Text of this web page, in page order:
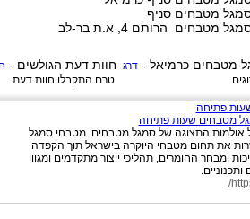
מטבחים סניף
הרותם 4, א.ת בר-לב
חוות דעת הגולשים -
טרם התקבלו חוות דעת
מטבחים כרמיאל -דרג
פתיחה
מטבחים שעות פתיחה
אולמות התצוגה של סמגל מטבחים. מטבחי ‬סמגל
‬את ‬תחום ‬מטבחי ‬היוקרה ‬בישראל ‬תוך ‬הקפדה
‬ומבחר ‬החומרים, ‬תהליכי ‬ייצור ‬מתקדמים ‬ומגוון
‬ותכנוניים.‬